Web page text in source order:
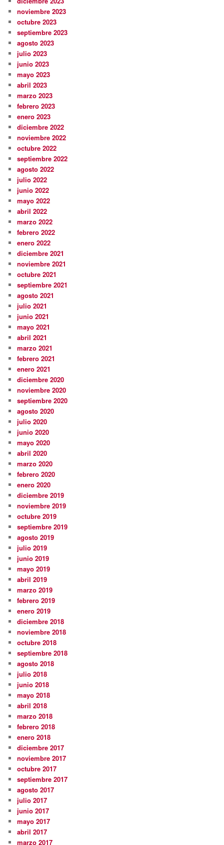
noviembre 2023
octubre 2023
septiembre 2023
agosto 2023
julio 2023
junio 2023
mayo 2023
abril 2023
marzo 2023
febrero 2023
enero 2023
diciembre 2022
noviembre 2022
octubre 2022
septiembre 2022
agosto 2022
julio 2022
junio 2022
mayo 2022
abril 2022
marzo 2022
febrero 2022
enero 2022
diciembre 2021
noviembre 2021
octubre 2021
septiembre 2021
agosto 2021
julio 2021
junio 2021
mayo 2021
abril 2021
marzo 2021
febrero 2021
enero 2021
diciembre 2020
noviembre 2020
septiembre 2020
agosto 2020
julio 2020
junio 2020
mayo 2020
abril 2020
marzo 2020
febrero 2020
enero 2020
diciembre 2019
noviembre 2019
octubre 2019
septiembre 2019
agosto 2019
julio 2019
junio 2019
mayo 2019
abril 2019
marzo 2019
febrero 2019
enero 2019
diciembre 2018
noviembre 2018
octubre 2018
septiembre 2018
agosto 2018
julio 2018
junio 2018
mayo 2018
abril 2018
marzo 2018
febrero 2018
enero 2018
diciembre 2017
noviembre 2017
octubre 2017
septiembre 2017
agosto 2017
julio 2017
junio 2017
mayo 2017
abril 2017
marzo 2017